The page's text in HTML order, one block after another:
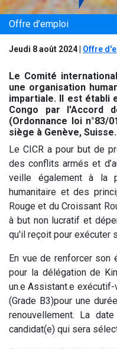
Offre d’emploi
Jeudi 8 août 2024 Offre
Le Comité
une organisation
impartiale. Il est établi
Congo par l'Accord
(Ordonnance loi n°83/
siège à Genève, Suisse.
Le CICR a pour but de
des conflits armés et
veille également à la
humanitaire et des
Rouge et du Croissant
à but non lucratif et
qu'il reçoit pour exécuter
En vue de renforcer son
pour la délégation de
un.e Assistant.e
(Grade B3)pour une
renouvellement. La
candidat(e) qui sera